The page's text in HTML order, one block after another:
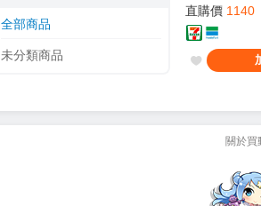
全部商品
未分類商品
高校 Covers
直購價 1140
關於買